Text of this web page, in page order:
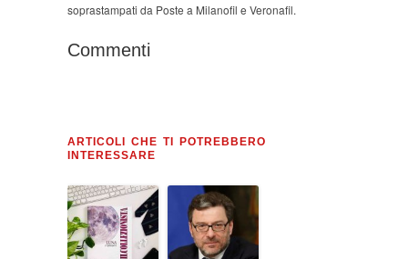
soprastampati da Poste a Milanofil e Veronafil.
Commenti
ARTICOLI CHE TI POTREBBERO
INTERESSARE